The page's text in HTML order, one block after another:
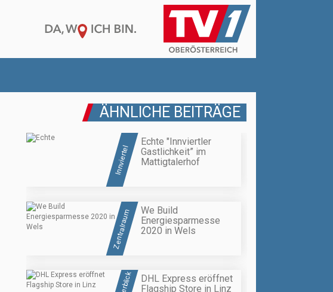
ÄHNLICHE BEITRÄGE
Innviertel
Echte "Innviertler
Gastlichkeit” im
Mattigtalerhof
Zentralraum
We Build
Energiesparmesse
2020 in Wels
DHL Express eröffnet
Flagship Store in Linz